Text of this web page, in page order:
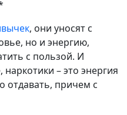
, они уносят с
но и энергию,
с пользой. И
– это энергия
отдавать, причем с